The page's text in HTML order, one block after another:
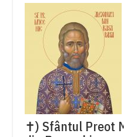
✝) Sfântul Preot